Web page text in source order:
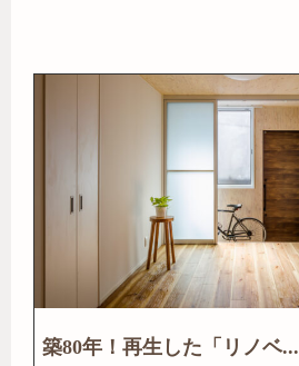
築80年！再生した「リノベ...